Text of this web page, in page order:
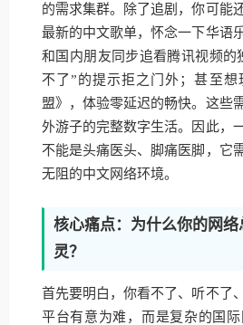
的需求集群。除了追剧，你可能
最新的中文歌单，怀念一下华语
和国内朋友同步追看腾讯视频的
不了”的提示拒之门外；甚至
盟》，体验零延迟的畅快。这些
外游子的完整数字生活。因此，
不能是头痛医头、脚痛医脚，它
无阻的中文网络环境。
核心痛点：为什么你的网
灵？
首先要明白，你看不了、听不了
平台有意为难，而是复杂的国